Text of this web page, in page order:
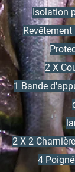
Isolation
2 X
1 Bande
2 X 2
4